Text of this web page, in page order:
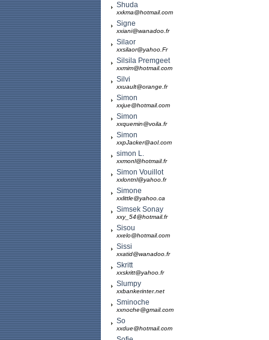
Shuda
xxkma@hotmail.com
Signe
xxiani@wanadoo.fr
Silaor
xxsilaor@yahoo.Fr
Silsila Premgeet
xxmim@hotmail.com
Silvi
xxuault@orange.fr
Simon
xxjue@hotmail.com
Simon
xxquemin@voila.fr
Simon
xxpJacker@aol.com
simon L.
xxmonl@hotmail.fr
Simon Vouillot
xxlontnl@yahoo.fr
Simone
xxlittle@yahoo.ca
Simsek Sonay
xxy_54@hotmail.fr
Sisou
xxelo@hotmail.com
Sissi
xxatid@wanadoo.fr
Skritt
xxskritt@yahoo.fr
Slumpy
xxbankerinter.net
Sminoche
xxnoche@gmail.com
So
xxdue@hotmail.com